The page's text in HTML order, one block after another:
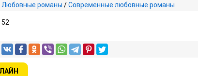
Любовные романы /Современные любовные романы
52